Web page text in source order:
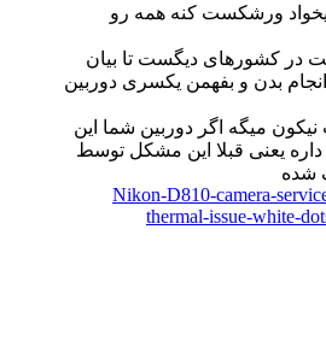
ورشکست کنه همه رو
در کشورهای دیگست تا بیان
بدن و بفهمن یکسری دوربین
میگه اگر دوربین شما این
یعنی قبلا این مشکل توسط
شده
Nikon-D810-camera-
thermal-issue-white-